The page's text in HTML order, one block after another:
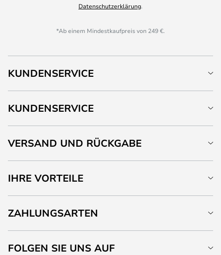
Datenschutzerklärung.
*Ab einem Mindestkaufpreis von 249 €.
KUNDENSERVICE
KUNDENSERVICE
VERSAND UND RÜCKGABE
IHRE VORTEILE
ZAHLUNGSARTEN
FOLGEN SIE UNS AUF